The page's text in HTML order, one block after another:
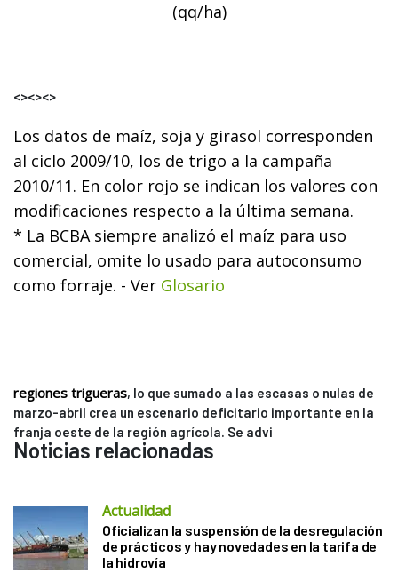
(qq/ha)
<><><>
Los datos de maíz, soja y girasol corresponden
al ciclo 2009/10, los de trigo a la campaña
2010/11. En color rojo se indican los valores con
modificaciones respecto a la última semana.
* La BCBA siempre analizó el maíz para uso
comercial, omite lo usado para autoconsumo
como forraje. - Ver Glosario
regiones trigueras, lo que sumado a las escasas o nulas de
marzo-abril crea un escenario deficitario importante en la
franja oeste de la región agrícola. Se advi
Noticias relacionadas
Actualidad
Oficializan la suspensión de la desregulación
de prácticos y hay novedades en la tarifa de
la hidrovía